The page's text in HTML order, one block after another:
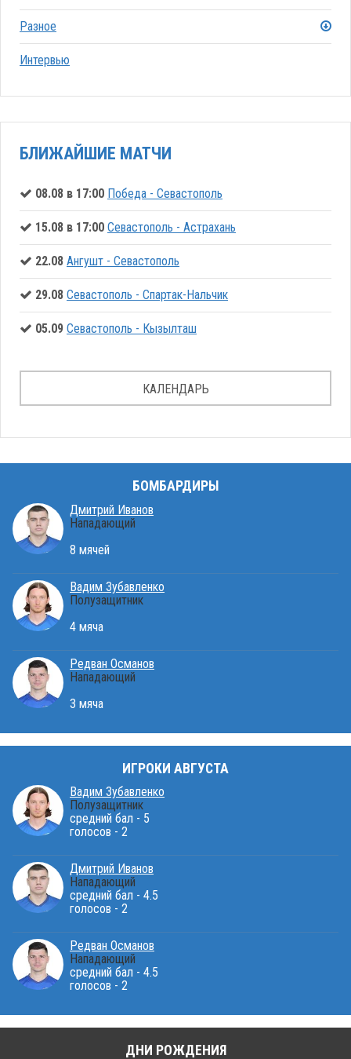
Разное
Интервью
БЛИЖАЙШИЕ МАТЧИ
08.08 в 17:00 Победа - Севастополь
15.08 в 17:00 Севастополь - Астрахань
22.08 Ангушт - Севастополь
29.08 Севастополь - Спартак-Нальчик
05.09 Севастополь - Кызылташ
КАЛЕНДАРЬ
БОМБАРДИРЫ
Дмитрий Иванов
Нападающий
8 мячей
Вадим Зубавленко
Полузащитник
4 мяча
Редван Османов
Нападающий
3 мяча
ИГРОКИ АВГУСТА
Вадим Зубавленко
Полузащитник
средний бал - 5
голосов - 2
Дмитрий Иванов
Нападающий
средний бал - 4.5
голосов - 2
Редван Османов
Нападающий
средний бал - 4.5
голосов - 2
ДНИ РОЖДЕНИЯ